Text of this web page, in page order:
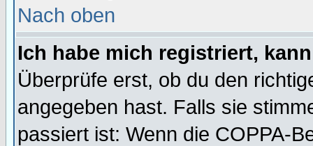
Nach oben
Ich habe mich registriert,
Überprüfe erst, ob du den
angegeben hast. Falls sie
passiert ist: Wenn die COPPA-